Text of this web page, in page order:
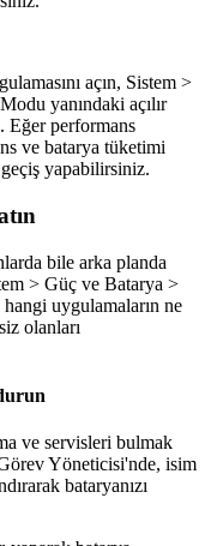
açın, Sistem >
yanındaki açılır
performans
ve batarya tüketimi
yapabilirsiniz.
bile arka planda
> Güç ve Batarya >
hangi uygulamaların ne
olanları
ve servisleri bulmak
Yöneticisi'nde, isim
bataryanızı